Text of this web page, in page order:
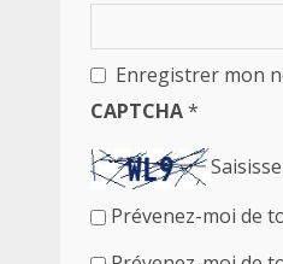
Enregistrer mon
CAPTCHA*
Prévenez-moi de